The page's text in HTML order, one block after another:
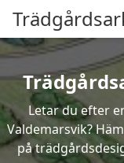
Letar du efter
Valdemarsvik?
på